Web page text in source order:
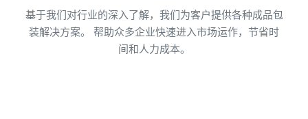
基于我们对行业的深入了解，我们为客户提供各种成品包
装解决方案。 帮助众多企业快速进入市场运作，节省时
间和人力成本。